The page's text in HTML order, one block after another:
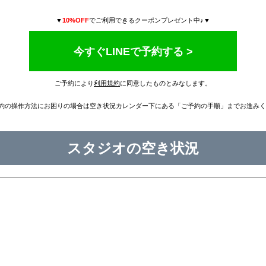
▼10%OFFでご利用できるクーポンプレゼント中♪▼
今すぐLINEで予約する >
ご予約により利用規約に同意したものとみなします。
の操作方法にお困りの場合は空き状況カレンダー下にある「ご予約の手順」までお進み
スタジオの空き状況